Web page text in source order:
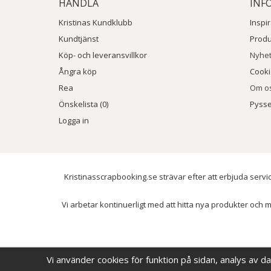
HANDLA
Kristinas Kundklubb
Kundtjänst
Köp- och leveransvillkor
Ångra köp
Rea
Önskelista (0)
Logga in
Om
Kristinasscrapbooking.se strävar efter att erbjuda
Vi arbetar kontinuerligt med att hitta nya produkter och
Vi använder cookies för funktion på sidan, analys av